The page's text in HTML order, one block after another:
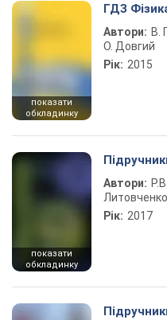
показати
обкладинку
ГДЗ
Автори: В.
О. Довгий
Рік: 2015
показати
обкладинку
Автори:
Рік: 2017